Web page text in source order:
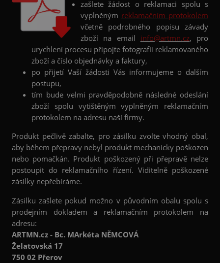
zašlete žádost o reklamaci spolu s
vyplněným reklamačním protokolem
včetně podrobného popisu závady
zboží na email info@artmn.cz, pro
urychlení procesu připojte fotografii reklamovaného
zboží a číslo objednávky a faktury,
po přijetí Vaší žádosti Vás informujeme o dalším
postupu,
tím bude velmi pravděpodobně následné odeslání
zboží spolu vytištěným vyplněným reklamačním
protokolem na adresu naší firmy.
Produkt pečlivě zabalte, pro zásilku zvolte vhodný obal,
aby během přepravy nebyl produkt mechanicky poškozen
nebo pomačkán. Produkt poškozený při přepravě nelze
postoupit do reklamačního řízení. Viditelně poškozené
zásilky nepřebíráme.
Zásilku zašlete pokud možno v původním obalu spolu s
prodejním dokladem a reklamačním protokolem na
adresu:
ARTMN.cz - Bc. MArkéta NĚMCOVÁ
Želatovská 17
750 02 Přerov